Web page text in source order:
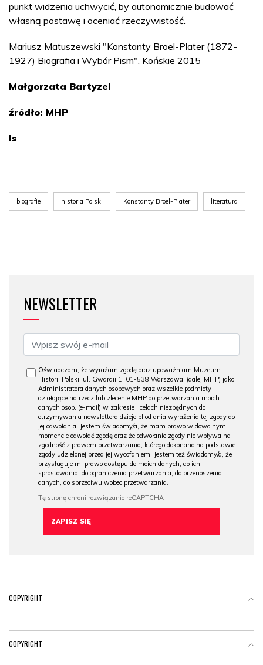
punkt widzenia uchwycić, by autonomicznie budować
własną postawę i oceniać rzeczywistość.
Mariusz Matuszewski "Konstanty Broel-Plater (1872-
1927) Biografia i Wybór Pism", Końskie 2015
Małgorzata Bartyzel
źródło: MHP
ls
biografie historia Polski Konstanty Broel-Plater literatura
NEWSLETTER
Oświadczam, że wyrażam zgodę oraz upoważniam Muzeum
Historii Polski, ul. Gwardii 1, 01-538 Warszawa, (dalej MHP) jako
Administratora danych osobowych oraz wszelkie podmioty
działające na rzecz lub zlecenie MHP do przetwarzania moich
danych osob. (e-mail) w zakresie i celach niezbędnych do
otrzymywania newslettera dzieje.pl od dnia wyrażenia tej zgody do
jej odwołania. Jestem świadomy/a, że mam prawo w dowolnym
momencie odwołać zgodę oraz że odwołanie zgody nie wpływa na
zgodność z prawem przetwarzania, którego dokonano na podstawie
zgody udzielonej przed jej wycofaniem. Jestem też świadomy/a, że
przysługuje mi prawo dostępu do moich danych, do ich
sprostowania, do ograniczenia przetwarzania, do przenoszenia
danych, do sprzeciwu wobec przetwarzania.
COPYRIGHT
COPYRIGHT